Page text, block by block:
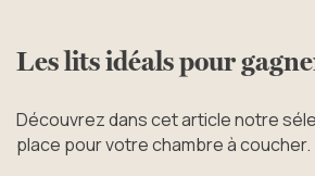
Les lits idéals pour
Découvrez dans cet article notre
place pour votre chambre à coucher.